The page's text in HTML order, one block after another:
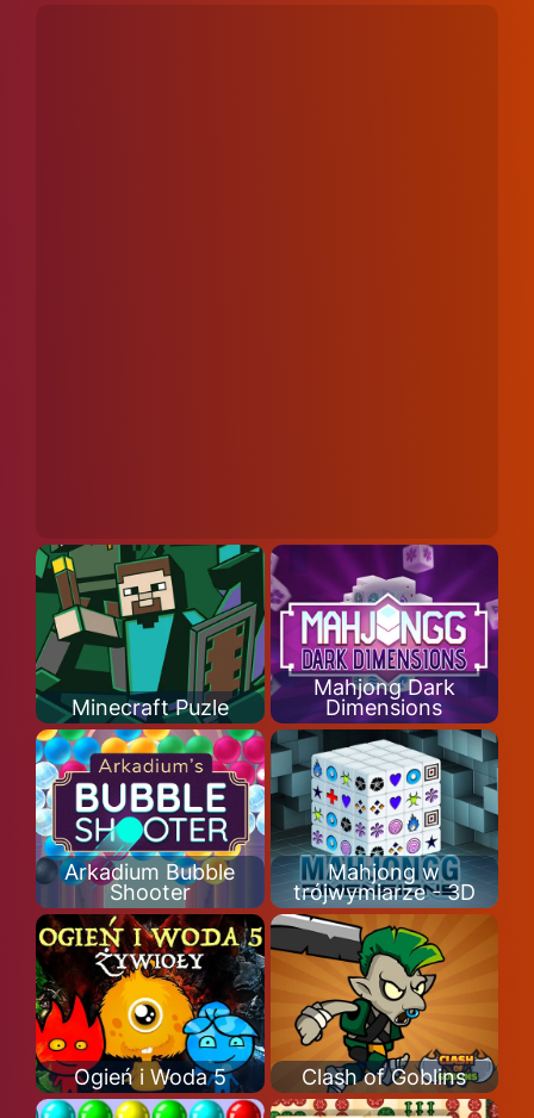
Minecraft Puzle
Mahjong Dark
Dimensions
Arkadium Bubble
Shooter
Mahjong w
trójwymiarze - 3D
Ogień i Woda 5 Clash of Goblins